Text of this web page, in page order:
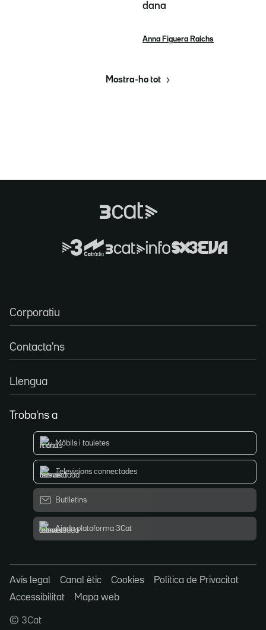
dana
Anna Figuera Raichs
Mostra-ho tot
Corporatiu
Contacta'ns
Llengua
Troba'ns a
Mòbils i tauletes
Televisions connectades
Butlletins
Ajuda plataforma 3Cat
Avís legal Canal ètic Cookies
Política de Privacitat
Accessibilitat
Mapa web
© 3Cat